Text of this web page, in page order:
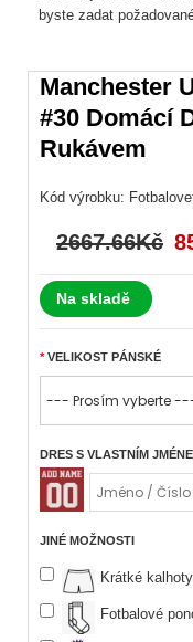
byste zadat
Manchester
#30 Domácí
Rukávem
Kód výrobku:
2667.66Kč
Na skladě
VELIKOST PÁNSKÉ
DRES S VLASTNÍM
JINÉ MOŽNOSTI
Krátké
Fotbalové